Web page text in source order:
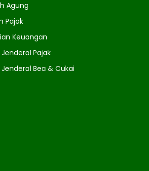
Agung
Pajak
Keuangan
Pajak
Bea & Cukai